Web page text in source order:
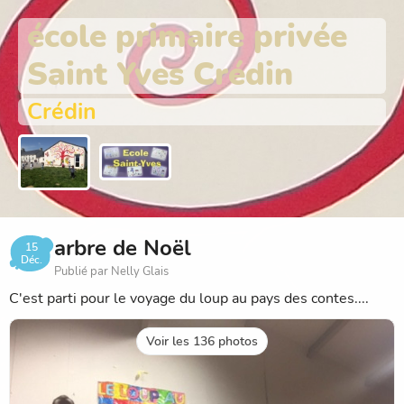
école primaire privée
Saint Yves Crédin
Crédin
15
Déc.
arbre de Noël
Publié par Nelly Glais
C'est parti pour le voyage du loup au pays des contes....
Voir les 136 photos